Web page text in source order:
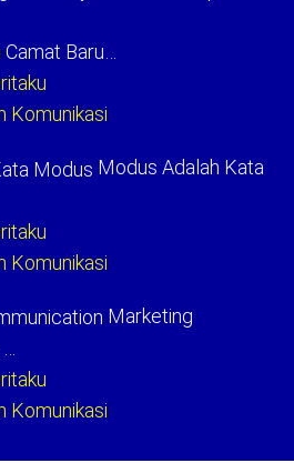
Baru…
Komunikasi
Modus Adalah Kata
Komunikasi
Marketing
Komunikasi